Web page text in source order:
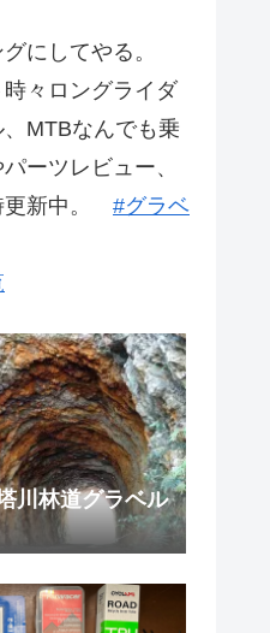
にしてやる。
々ロングライダ
MTBなんでも乗
ーツレビュー、
更新中。 #グラベ
川林道グラベル